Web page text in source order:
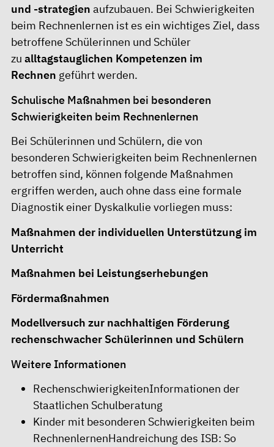
und -strategien aufzubauen. Bei Schwierigkeiten
beim Rechnenlernen ist es ein wichtiges Ziel, dass
betroffene Schülerinnen und Schüler
zu alltagstauglichen Kompetenzen im
Rechnen geführt werden.
Schulische Maßnahmen bei besonderen
Schwierigkeiten beim Rechnenlernen
Bei Schülerinnen und Schülern, die von
besonderen Schwierigkeiten beim Rechnenlernen
betroffen sind, können folgende Maßnahmen
ergriffen werden, auch ohne dass eine formale
Diagnostik einer Dyskalkulie vorliegen muss:
Maßnahmen der individuellen Unterstützung im
Unterricht
Maßnahmen bei Leistungserhebungen
Fördermaßnahmen
Modellversuch zur nachhaltigen Förderung
rechenschwacher Schülerinnen und Schülern
Weitere Informationen
RechenschwierigkeitenInformationen der
Staatlichen Schulberatung
Kinder mit besonderen Schwierigkeiten beim
RechnenlernenHandreichung des ISB: So